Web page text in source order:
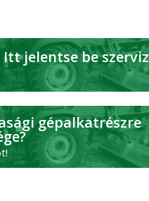
jelentse be szerviz
gépalkatrészre